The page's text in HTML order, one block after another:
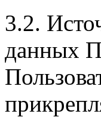
3.2.
данных